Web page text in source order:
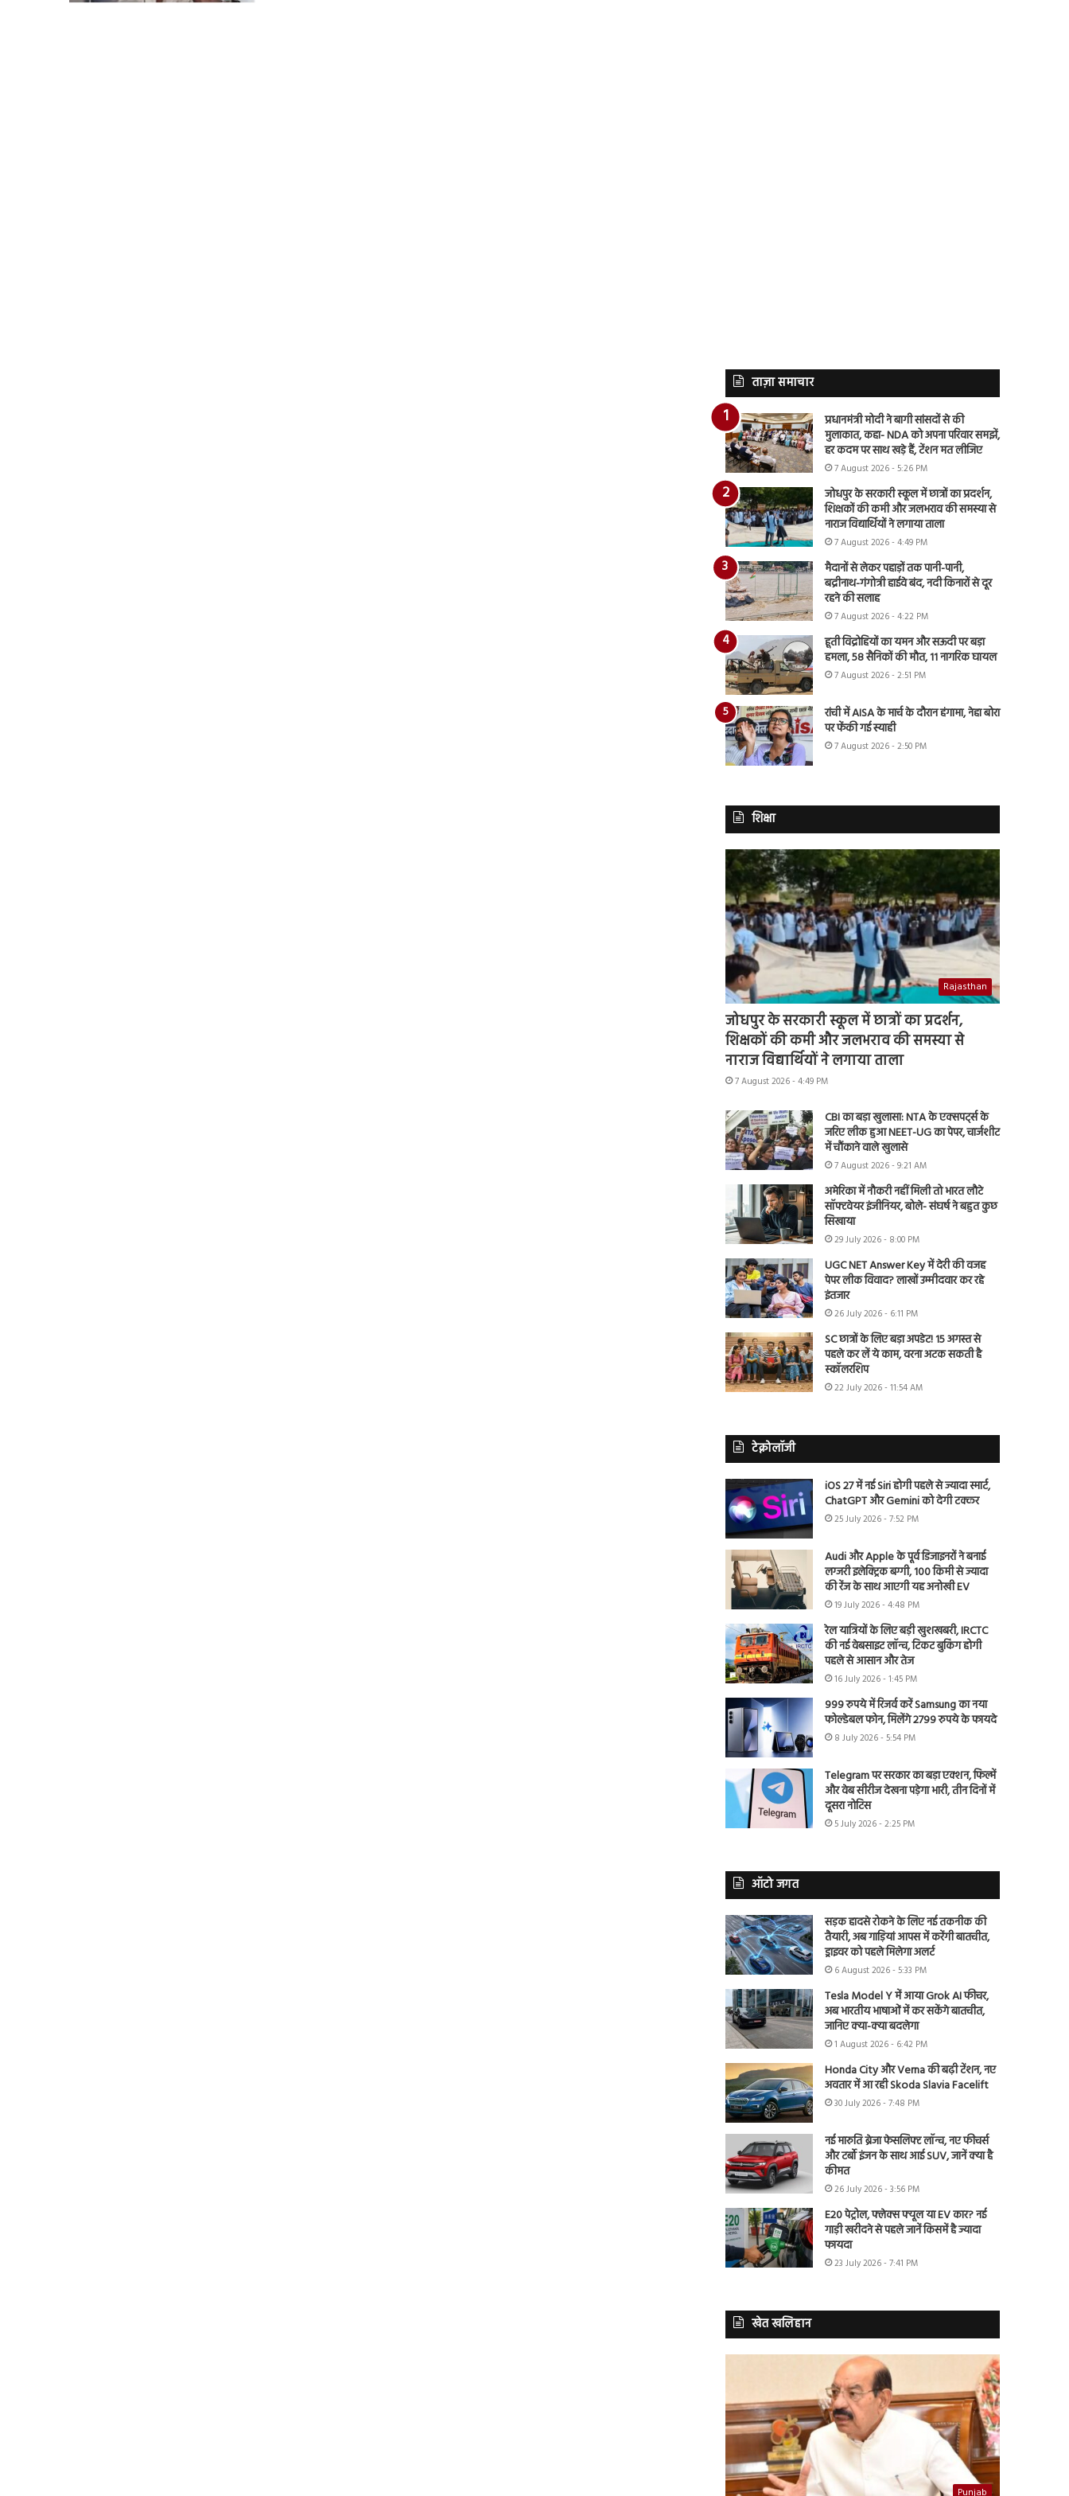
ताज़ा समाचार
प्रधानमंत्री मोदी ने बागी सांसदों से की
मुलाकात, कहा- NDA को अपना परिवार समझें,
हर कदम पर साथ खड़े हैं, टेंशन मत लीजिए
7 August 2026 - 5:26 PM
जोधपुर के सरकारी स्कूल में छात्रों का प्रदर्शन,
शिक्षकों की कमी और जलभराव की समस्या से
नाराज विद्यार्थियों ने लगाया ताला
7 August 2026 - 4:49 PM
मैदानों से लेकर पहाड़ों तक पानी-पानी,
बद्रीनाथ-गंगोत्री हाईवे बंद, नदी किनारों से दूर
रहने की सलाह
7 August 2026 - 4:22 PM
हूती विद्रोहियों का यमन और सऊदी पर बड़ा
हमला, 58 सैनिकों की मौत, 11 नागरिक घायल
7 August 2026 - 2:51 PM
रांची में AISA के मार्च के दौरान हंगामा, नेहा बोरा
पर फेंकी गई स्याही
7 August 2026 - 2:50 PM
शिक्षा
Rajasthan
जोधपुर के सरकारी स्कूल में छात्रों का प्रदर्शन,
शिक्षकों की कमी और जलभराव की समस्या से
नाराज विद्यार्थियों ने लगाया ताला
7 August 2026 - 4:49 PM
CBI का बड़ा खुलासा: NTA के एक्सपर्ट्स के
जरिए लीक हुआ NEET-UG का पेपर, चार्जशीट
में चौंकाने वाले खुलासे
7 August 2026 - 9:21 AM
अमेरिका में नौकरी नहीं मिली तो भारत लौटे
सॉफ्टवेयर इंजीनियर, बोले- संघर्ष ने बहुत कुछ
सिखाया
29 July 2026 - 8:00 PM
UGC NET Answer Key में देरी की वजह
पेपर लीक विवाद? लाखों उम्मीदवार कर रहे
इंतजार
26 July 2026 - 6:11 PM
SC छात्रों के लिए बड़ा अपडेट! 15 अगस्त से
पहले कर लें ये काम, वरना अटक सकती है
स्कॉलरशिप
22 July 2026 - 11:54 AM
टेक्नोलॉजी
iOS 27 में नई Siri होगी पहले से ज्यादा स्मार्ट,
ChatGPT और Gemini को देगी टक्कर
25 July 2026 - 7:52 PM
Audi और Apple के पूर्व डिजाइनरों ने बनाई
लग्जरी इलेक्ट्रिक बग्गी, 100 किमी से ज्यादा
की रेंज के साथ आएगी यह अनोखी EV
19 July 2026 - 4:48 PM
रेल यात्रियों के लिए बड़ी खुशखबरी, IRCTC
की नई वेबसाइट लॉन्च, टिकट बुकिंग होगी
पहले से आसान और तेज
16 July 2026 - 1:45 PM
999 रुपये में रिजर्व करें Samsung का नया
फोल्डेबल फोन, मिलेंगे 2799 रुपये के फायदे
8 July 2026 - 5:54 PM
Telegram पर सरकार का बड़ा एक्शन, फिल्में
और वेब सीरीज देखना पड़ेगा भारी, तीन दिनों में
दूसरा नोटिस
5 July 2026 - 2:25 PM
ऑटो जगत
सड़क हादसे रोकने के लिए नई तकनीक की
तैयारी, अब गाड़ियां आपस में करेंगी बातचीत,
ड्राइवर को पहले मिलेगा अलर्ट
6 August 2026 - 5:33 PM
Tesla Model Y में आया Grok AI फीचर,
अब भारतीय भाषाओं में कर सकेंगे बातचीत,
जानिए क्या-क्या बदलेगा
1 August 2026 - 6:42 PM
Honda City और Verna की बढ़ी टेंशन, नए
अवतार में आ रही Skoda Slavia Facelift
30 July 2026 - 7:48 PM
नई मारुति ब्रेजा फेसलिफ्ट लॉन्च, नए फीचर्स
और टर्बो इंजन के साथ आई SUV, जानें क्या है
कीमत
26 July 2026 - 3:56 PM
E20 पेट्रोल, फ्लेक्स फ्यूल या EV कार? नई
गाड़ी खरीदने से पहले जानें किसमें है ज्यादा
फायदा
23 July 2026 - 7:41 PM
खेत खलिहान
Punjab